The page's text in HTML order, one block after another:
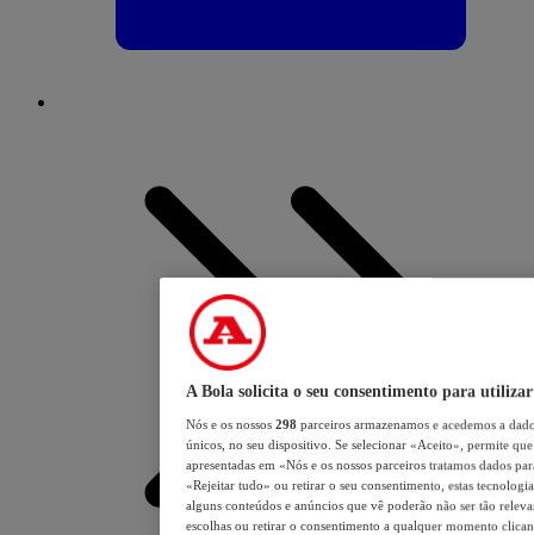
A Bola solicita o seu consentimento para utilizar
Nós e os nossos 298 parceiros armazenamos e acedemos a
únicos, no seu dispositivo. Se selecionar «Aceito», permite
apresentadas em «Nós e os nossos parceiros tratamos dados
«Rejeitar tudo» ou retirar o seu consentimento, estas
alguns conteúdos e anúncios que vê poderão não ser tão
escolhas ou retirar o consentimento a qualquer momento